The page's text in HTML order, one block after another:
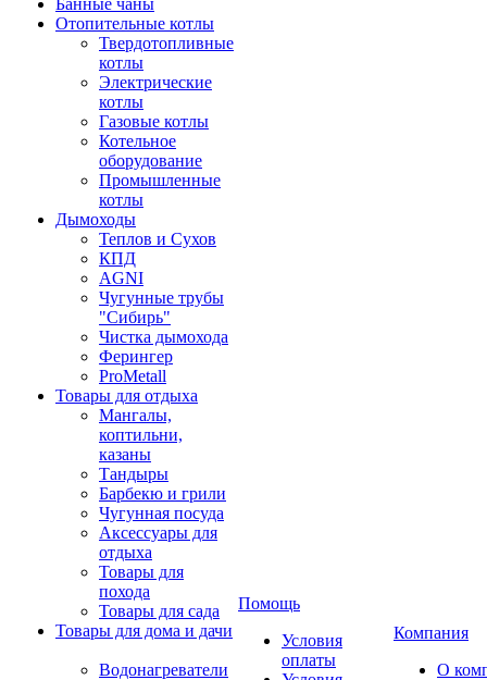
Банные чаны
Отопительные котлы
Твердотопливные
котлы
Электрические
котлы
Газовые котлы
Котельное
оборудование
Промышленные
котлы
Дымоходы
Теплов и Сухов
КПД
AGNI
Чугунные трубы
"Сибирь"
Чистка дымохода
Ферингер
ProMetall
Товары для отдыха
Мангалы,
коптильни,
казаны
Тандыры
Барбекю и грили
Чугунная посуда
Аксессуары для
отдыха
Товары для
похода
Товары для сада
Товары для дома и дачи
Водонагреватели
Помощь
Условия
оплаты
Компания
О